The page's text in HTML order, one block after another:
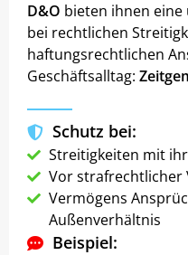
D&O bieten ihnen
bei rechtlichen
haftungsrechtlichen
Geschäftsalltag:
Schutz bei:
Streitigkeiten mit
Vor strafrechtlicher
Vermögens
Außenverhältnis
Beispiel: